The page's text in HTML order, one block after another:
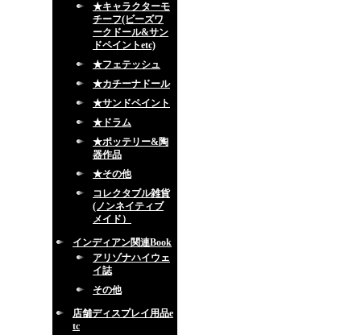
★キャラクターモ
チーフ(ビーズワ
ークドール&サン
ドペイントetc)
★フェテッシュ
★カチーナドール
★サンドペイント
★ドラム
★ポッテリー&陶
器作品
★その他
コレクタブル雑貨
(ノンネイティブ
メイド）
インディアン関連Book
アリゾナハイウェ
イ誌
その他
店舗ディスプレイ用品e
tc